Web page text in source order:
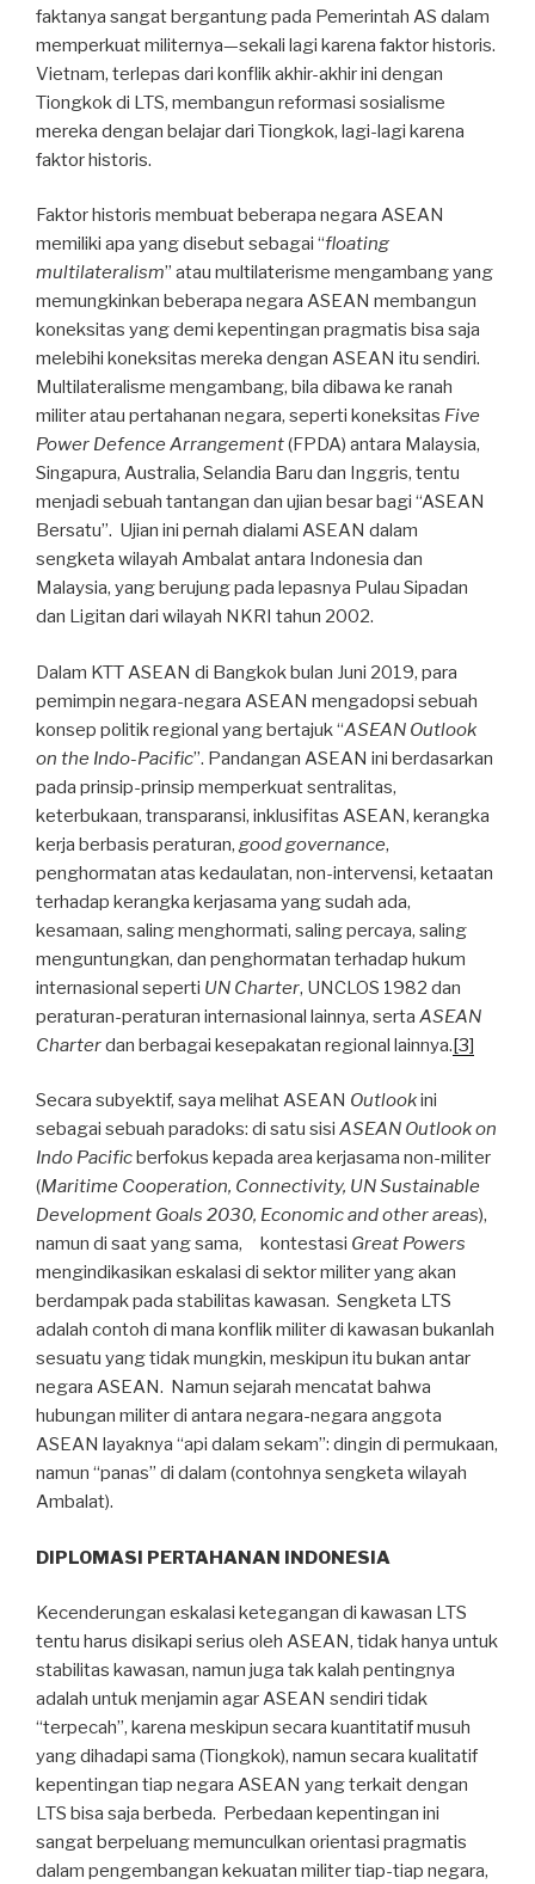
faktanya sangat bergantung pada Pemerintah AS dalam
memperkuat militernya—sekali lagi karena faktor historis.
Vietnam, terlepas dari konflik akhir-akhir ini dengan
Tiongkok di LTS, membangun reformasi sosialisme
mereka dengan belajar dari Tiongkok, lagi-lagi karena
faktor historis.
Faktor historis membuat beberapa negara ASEAN
memiliki apa yang disebut sebagai “floating
multilateralism” atau multilaterisme mengambang yang
memungkinkan beberapa negara ASEAN membangun
koneksitas yang demi kepentingan pragmatis bisa saja
melebihi koneksitas mereka dengan ASEAN itu sendiri.
Multilateralisme mengambang, bila dibawa ke ranah
militer atau pertahanan negara, seperti koneksitas Five
Power Defence Arrangement(FPDA) antara Malaysia,
Singapura, Australia, Selandia Baru dan Inggris, tentu
menjadi sebuah tantangan dan ujian besar bagi “ASEAN
Bersatu”. Ujian ini pernah dialami ASEAN dalam
sengketa wilayah Ambalat antara Indonesia dan
Malaysia, yang berujung pada lepasnya Pulau Sipadan
dan Ligitan dari wilayah NKRI tahun 2002.
Dalam KTT ASEAN di Bangkok bulan Juni 2019, para
pemimpin negara-negara ASEAN mengadopsi sebuah
konsep politik regional yang bertajuk “ASEAN Outlook
on the Indo-Pacific”. Pandangan ASEAN ini berdasarkan
pada prinsip-prinsip memperkuat sentralitas,
keterbukaan, transparansi, inklusifitas ASEAN, kerangka
kerja berbasis peraturan, good governance,
penghormatan atas kedaulatan, non-intervensi, ketaatan
terhadap kerangka kerjasama yang sudah ada,
kesamaan, saling menghormati, saling percaya, saling
menguntungkan, dan penghormatan terhadap hukum
internasional seperti UN Charter, UNCLOS 1982 dan
peraturan-peraturan internasional lainnya, serta ASEAN
Charterdan berbagai kesepakatan regional lainnya.[3]
Secara subyektif, saya melihat ASEAN Outlookini
sebagai sebuah paradoks: di satu sisi ASEAN Outlook on
Indo Pacificberfokus kepada area kerjasama non-militer
(Maritime Cooperation, Connectivity, UN Sustainable
Development Goals 2030, Economic and other areas),
namun di saat yang sama, kontestasi Great Powers
mengindikasikan eskalasi di sektor militer yang akan
berdampak pada stabilitas kawasan. Sengketa LTS
adalah contoh di mana konflik militer di kawasan bukanlah
sesuatu yang tidak mungkin, meskipun itu bukan antar
negara ASEAN. Namun sejarah mencatat bahwa
hubungan militer di antara negara-negara anggota
ASEAN layaknya “api dalam sekam”: dingin di permukaan,
namun “panas” di dalam (contohnya sengketa wilayah
Ambalat).
DIPLOMASI PERTAHANAN INDONESIA
Kecenderungan eskalasi ketegangan di kawasan LTS
tentu harus disikapi serius oleh ASEAN, tidak hanya untuk
stabilitas kawasan, namun juga tak kalah pentingnya
adalah untuk menjamin agar ASEAN sendiri tidak
“terpecah”, karena meskipun secara kuantitatif musuh
yang dihadapi sama (Tiongkok), namun secara kualitatif
kepentingan tiap negara ASEAN yang terkait dengan
LTS bisa saja berbeda. Perbedaan kepentingan ini
sangat berpeluang memunculkan orientasi pragmatis
dalam pengembangan kekuatan militer tiap-tiap negara,